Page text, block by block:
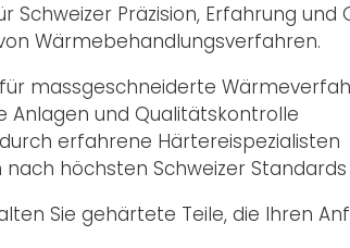
Schweizer Präzision, Erfahrung
Wärmebehandlungsverfahren.
massgeschneiderte
Anlagen und Qualitätskontrolle
erfahrene Härtereispezialisten
höchsten Schweizer Standards
Sie gehärtete Teile, die Ihren